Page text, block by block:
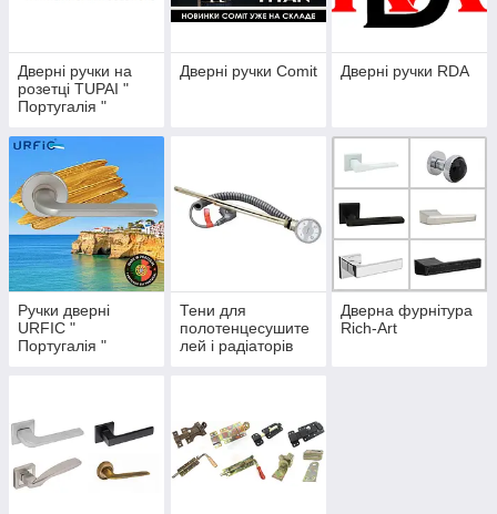
Дверні ручки на
розетці TUPAI "
Португалія "
Дверні ручки Comit Дверні ручки RDA
Ручки дверні
URFIC "
Португалія "
Тени для
полотенцесушите
лей і радіаторів
Дверна фурнітура
Rich-Art